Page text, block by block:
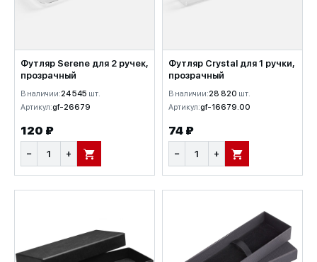
Футляр Serene для 2 ручек,
прозрачный
В наличии:24 545 шт.
Артикул:gf-26679
120 ₽
− + В КОРЗИНУ
Футляр Crystal для 1 ручки,
прозрачный
В наличии:28 820 шт.
Артикул:gf-16679.00
74 ₽
− + В КОРЗИНУ